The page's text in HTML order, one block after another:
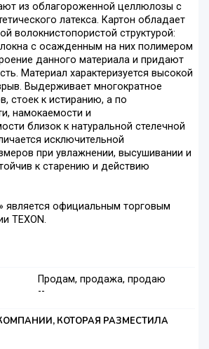
из облагороженной целлюлозы с
латекса. Картон обладает
волокнистопористой структурой:
с осажденным на них полимером
данного материала и придают
Материал характеризуется высокой
Выдерживает многократное
стоек к истиранию, а по
намокаемости и
близок к натуральной стелечной
исключительной
при увлажнении, высушивании и
к старению и действию
является официальным торговым
TEXON.
Продам, продажа, продаю
--
КОТОРАЯ РАЗМЕСТИЛА